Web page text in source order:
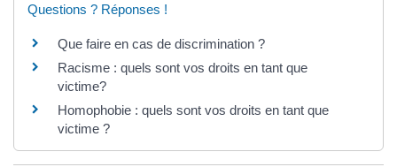
Questions ? Réponses !
Que faire en cas de discrimination ?
Racisme : quels sont vos droits en tant que
victime?
Homophobie : quels sont vos droits en tant que
victime ?